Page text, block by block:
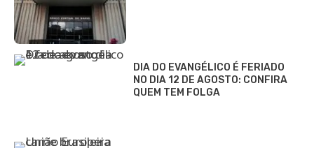
DIA DO EVANGÉLICO É FERIADO
NO DIA 12 DE AGOSTO: CONFIRA
QUEM TEM FOLGA